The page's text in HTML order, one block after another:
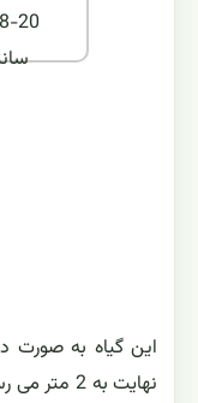
این گیاه به صورت
نهایت به